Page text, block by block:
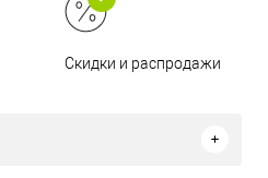
Скидки и распродажи